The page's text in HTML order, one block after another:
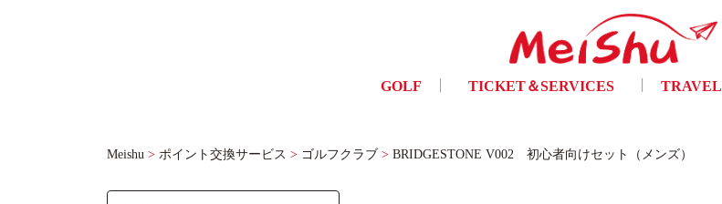
GOLF TICKET＆SERVICES TRAVEL
Meishu > ポイント交換サービス > ゴルフクラブ > BRIDGESTONE V002 初心者向けセット（メンズ）